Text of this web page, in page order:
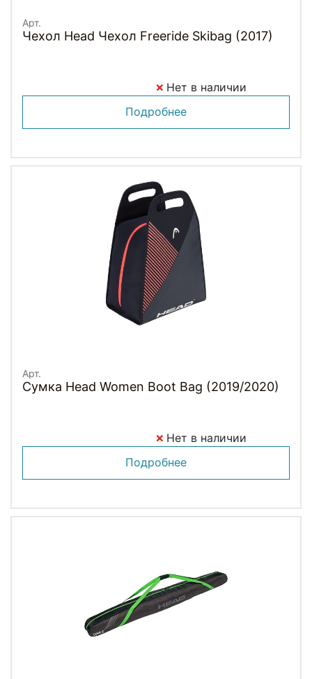
Арт.
Чехол Head Чехол Freeride Skibag (2017)
Нет в наличии
Подробнее
Арт.
Сумка Head Women Boot Bag (2019/2020)
Нет в наличии
Подробнее